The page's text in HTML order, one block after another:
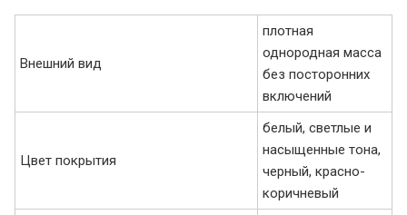
Внешний вид
плотная
однородная масса
без посторонних
включений
Цвет покрытия
белый, светлые и
насыщенные тона,
черный, красно-
коричневый